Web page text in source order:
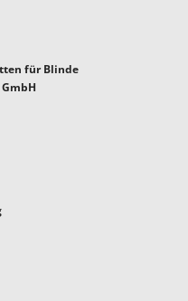
für Blinde